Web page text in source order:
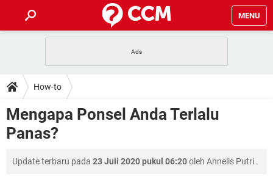
MENU
APLIKASI NONTON FILM & SERI
BUAT AKUN TIKTOK APLIKASI VIDEO-CALL
HOW-TO
SAFE MODE ANDROID
KODE RAHASIA NETFLIX
DOWNLOAD
ADOBE PREMIERE PRO
FORUM
Lupa Password Gmail WiFi Tidak Berfungsi
How-to
Mengapa Ponsel Anda Terlalu
Panas?
Update terbaru pada 23 Juli 2020 pukul 06:20oleh Annelis Putri .